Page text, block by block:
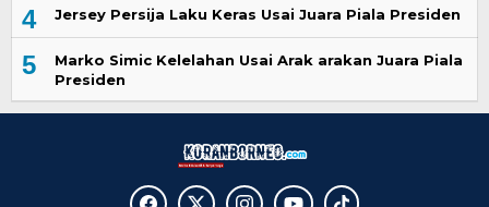
4 Jersey Persija Laku Keras Usai Juara Piala Presiden
5
Marko Simic Kelelahan Usai Arak arakan Juara Piala
Presiden